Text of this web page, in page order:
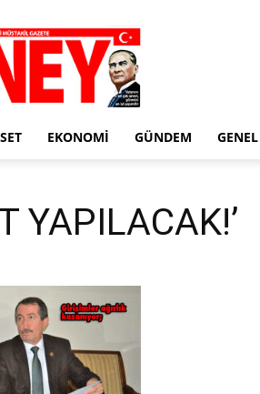
Gazete
Güney
EKONOMI GÜNDEM GENEL
YAPILACAK!’